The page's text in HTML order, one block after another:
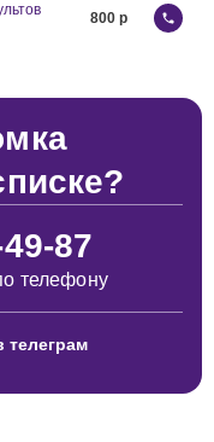
800
87
телефону
телеграм